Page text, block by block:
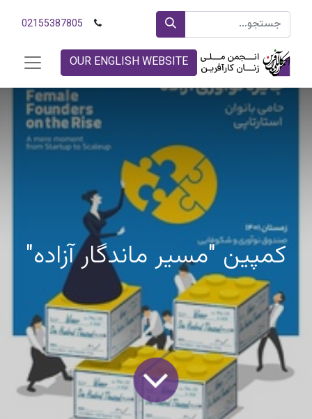
02155387805
OUR ENGLISH WEBSITE
کمپین "مسیر ماندگار آزاده"